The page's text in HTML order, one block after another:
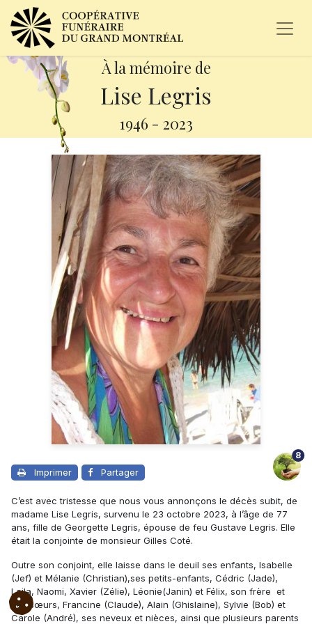
À la mémoire de
Lise Legris
1946 - 2023
Imprimer Partager
8
C’est avec tristesse que nous vous annonçons le décès subit, de
madame Lise Legris, survenu le 23 octobre 2023, à l’âge de 77
ans, fille de Georgette Legris, épouse de feu Gustave Legris. Elle
était la conjointe de monsieur Gilles Coté.
Outre son conjoint, elle laisse dans le deuil ses enfants, Isabelle
(Jef) et Mélanie (Christian),ses petits-enfants, Cédric (Jade),
Laila, Naomi, Xavier (Zélie), Léonie(Janin) et Félix, son frère et
ses sœurs, Francine (Claude), Alain (Ghislaine), Sylvie (Bob) et
Carole (André), ses neveux et nièces, ainsi que plusieurs parents